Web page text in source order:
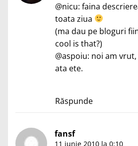
@nicu: faina
toata ziua
(ma dau pe bloguri
cool is that?)
@aspoiu: noi am
ata ete.
Răspunde
fansf
11 iunie 2010 la 0:10